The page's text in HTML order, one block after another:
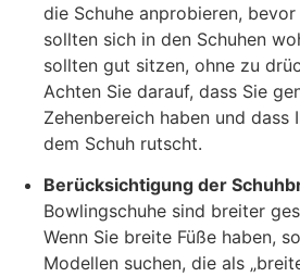
die Schuhe anprobieren,
sollten sich in den Schuhen
sollten gut sitzen, ohne zu
Achten Sie darauf, dass Sie
Zehenbereich haben und dass
dem Schuh rutscht.
Berücksichtigung der
Bowlingschuhe sind breiter
Wenn Sie breite Füße haben,
Modellen suchen, die als